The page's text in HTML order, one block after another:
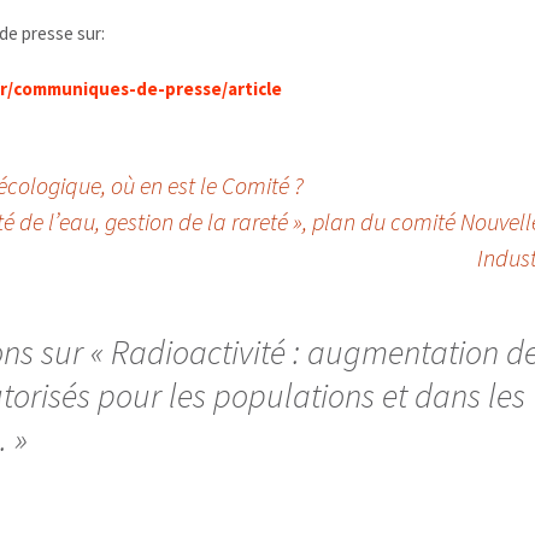
Transports
presse sur:
communiques-de-presse/article
où en est le Comité ?
de l’eau, gestion de la rareté », plan du comité
sur « Radioactivité : augmentation
pour les populations et dans les
»